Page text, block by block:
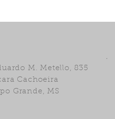
M. Metello, 835
Cachoeira
Grande, MS